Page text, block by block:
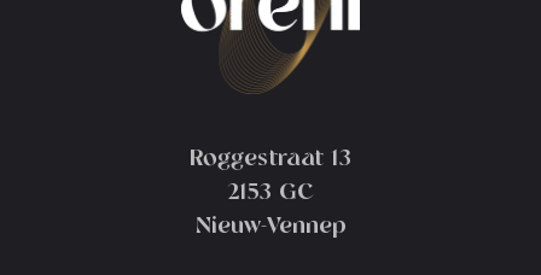
Roggestraat 13
2153 GC
Nieuw-Vennep